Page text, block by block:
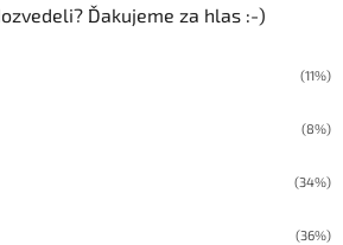
Ďakujeme za hlas :-)
(11%)
(8%)
(34%)
(36%)